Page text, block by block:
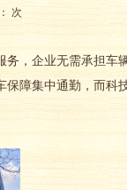
次
，企业无需承担车
障集中通勤，而科